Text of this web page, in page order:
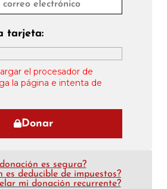
tarjeta:
el procesador de
la página e intenta de
Donar
es segura?
es deducible de impuestos?
mi donación recurrente?